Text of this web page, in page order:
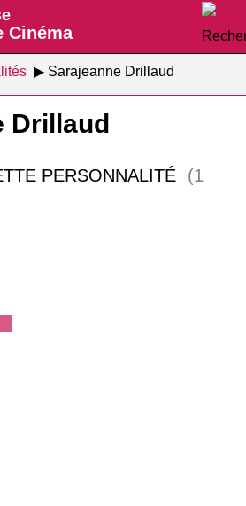
Cinéma
Sarajeanne Drillaud
Drillaud
PERSONNALITÉ
(1